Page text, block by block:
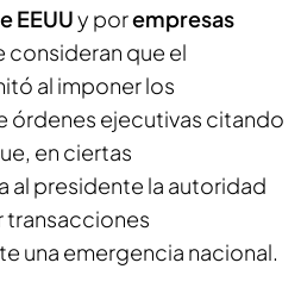
EEUUy porempresas
consideran que el
al imponer los
órdenes ejecutivas citando
en ciertas
al presidente la autoridad
transacciones
una emergencia nacional.